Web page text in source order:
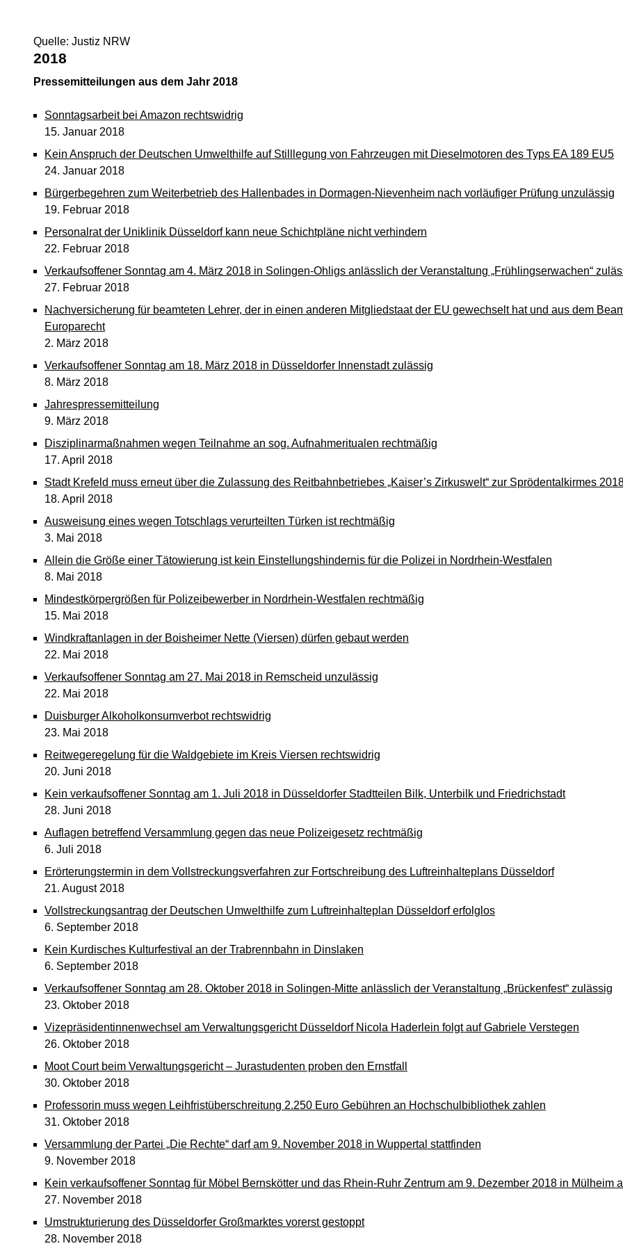
Quelle: Justiz NRW
2018
Pressemitteilungen aus dem Jahr 2018
Sonntagsarbeit bei Amazon rechtswidrig
15. Januar 2018
Kein Anspruch der Deutschen Umwelthilfe auf Stilllegung von Fahrzeugen mit Dieselmotoren des Typs EA 189 EU5
24. Januar 2018
Bürgerbegehren zum Weiterbetrieb des Hallenbades in Dormagen-Nievenheim nach vorläufiger Prüfung unzulässig
19. Februar 2018
Personalrat der Uniklinik Düsseldorf kann neue Schichtpläne nicht verhindern
22. Februar 2018
Verkaufsoffener Sonntag am 4. März 2018 in Solingen-Ohligs anlässlich der Veranstaltung „Frühlingserwachen“
27. Februar 2018
Nachversicherung für beamteten Lehrer, der in einen anderen Mitgliedstaat der EU gewechselt hat und aus dem
Europarecht
2. März 2018
Verkaufsoffener Sonntag am 18. März 2018 in Düsseldorfer Innenstadt zulässig
8. März 2018
Jahrespressemitteilung
9. März 2018
Disziplinarmaßnahmen wegen Teilnahme an sog. Aufnahmeritualen rechtmäßig
17. April 2018
Stadt Krefeld muss erneut über die Zulassung des Reitbahnbetriebes „Kaiser’s Zirkuswelt“ zur Sprödentalkirmes
18. April 2018
Ausweisung eines wegen Totschlags verurteilten Türken ist rechtmäßig
3. Mai 2018
Allein die Größe einer Tätowierung ist kein Einstellungshindernis für die Polizei in Nordrhein-Westfalen
8. Mai 2018
Mindestkörpergrößen für Polizeibewerber in Nordrhein-Westfalen rechtmäßig
15. Mai 2018
Windkraftanlagen in der Boisheimer Nette (Viersen) dürfen gebaut werden
22. Mai 2018
Verkaufsoffener Sonntag am 27. Mai 2018 in Remscheid unzulässig
22. Mai 2018
Duisburger Alkoholkonsumverbot rechtswidrig
23. Mai 2018
Reitwegeregelung für die Waldgebiete im Kreis Viersen rechtswidrig
20. Juni 2018
Kein verkaufsoffener Sonntag am 1. Juli 2018 in Düsseldorfer Stadtteilen Bilk, Unterbilk und Friedrichstadt
28. Juni 2018
Auflagen betreffend Versammlung gegen das neue Polizeigesetz rechtmäßig
6. Juli 2018
Erörterungstermin in dem Vollstreckungsverfahren zur Fortschreibung des Luftreinhalteplans Düsseldorf
21. August 2018
Vollstreckungsantrag der Deutschen Umwelthilfe zum Luftreinhalteplan Düsseldorf erfolglos
6. September 2018
Kein Kurdisches Kulturfestival an der Trabrennbahn in Dinslaken
6. September 2018
Verkaufsoffener Sonntag am 28. Oktober 2018 in Solingen-Mitte anlässlich der Veranstaltung „Brückenfest“ zulässig
23. Oktober 2018
Vizepräsidentinnenwechsel am Verwaltungsgericht Düsseldorf Nicola Haderlein folgt auf Gabriele Verstegen
26. Oktober 2018
Moot Court beim Verwaltungsgericht – Jurastudenten proben den Ernstfall
30. Oktober 2018
Professorin muss wegen Leihfristüberschreitung 2.250 Euro Gebühren an Hochschulbibliothek zahlen
31. Oktober 2018
Versammlung der Partei „Die Rechte“ darf am 9. November 2018 in Wuppertal stattfinden
9. November 2018
Kein verkaufsoffener Sonntag für Möbel Bernskötter und das Rhein-Ruhr Zentrum am 9. Dezember 2018 in Mülheim
27. November 2018
Umstrukturierung des Düsseldorfer Großmarktes vorerst gestoppt
28. November 2018